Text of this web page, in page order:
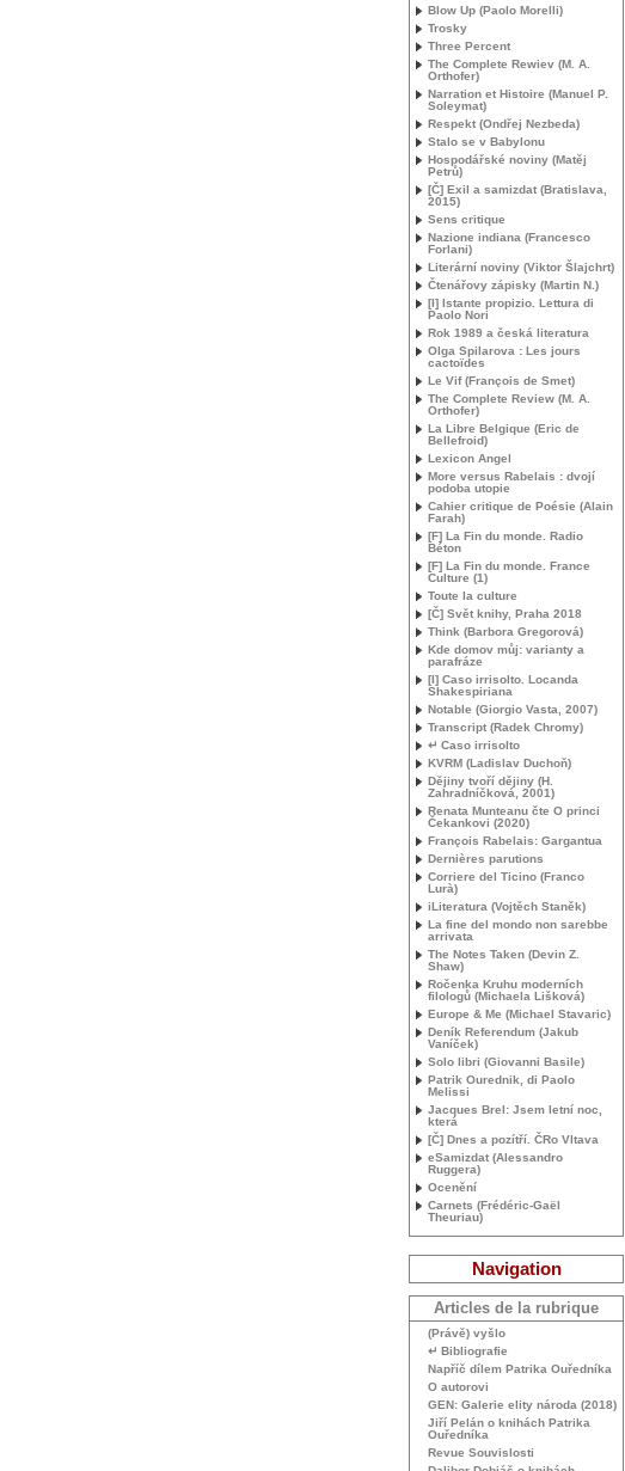
Blow Up (Paolo Morelli)
Trosky
Three Percent
The Complete Rewiev (M. A.
Orthofer)
Narration et Histoire (Manuel P.
Soleymat)
Respekt (Ondřej Nezbeda)
Stalo se v Babylonu
Hospodářské noviny (Matěj
Petrů)
[Č] Exil a samizdat (Bratislava,
2015)
Sens critique
Nazione indiana (Francesco
Forlani)
Literární noviny (Viktor Šlajchrt)
Čtenářovy zápisky (Martin N.)
[I] Istante propizio. Lettura di
Paolo Nori
Rok 1989 a česká literatura
Olga Spilarova : Les jours
cactoïdes
Le Vif (François de Smet)
The Complete Review (M. A.
Orthofer)
La Libre Belgique (Eric de
Bellefroid)
Lexicon Angel
More versus Rabelais : dvojí
podoba utopie
Cahier critique de Poésie (Alain
Farah)
[F] La Fin du monde. Radio
Béton
[F] La Fin du monde. France
Culture (1)
Toute la culture
[Č] Svět knihy, Praha 2018
Think (Barbora Gregorová)
Kde domov můj: varianty a
parafráze
[I] Caso irrisolto. Locanda
Shakespiriana
Notable (Giorgio Vasta, 2007)
Transcript (Radek Chromy)
↵ Caso irrisolto
KVRM (Ladislav Duchoň)
Dějiny tvoří dějiny (H.
Zahradníčková, 2001)
Renata Munteanu čte O princi
Čekankovi (2020)
François Rabelais: Gargantua
Dernières parutions
Corriere del Ticino (Franco
Lurà)
iLiteratura (Vojtěch Staněk)
La fine del mondo non sarebbe
arrivata
The Notes Taken (Devin Z.
Shaw)
Ročenka Kruhu moderních
filologů (Michaela Lišková)
Europe & Me (Michael Stavaric)
Deník Referendum (Jakub
Vaníček)
Solo libri (Giovanni Basile)
Patrik Ourednik, di Paolo
Melissi
Jacques Brel: Jsem letní noc,
která
[Č] Dnes a pozítří. ČRo Vltava
eSamizdat (Alessandro
Ruggera)
Ocenění
Carnets (Frédéric-Gaël
Theuriau)
Navigation
Articles de la rubrique
(Právě) vyšlo
↵ Bibliografie
Napříč dílem Patrika Ouředníka
O autorovi
GEN: Galerie elity národa (2018)
Jiří Pelán o knihách Patrika
Ouředníka
Revue Souvislosti